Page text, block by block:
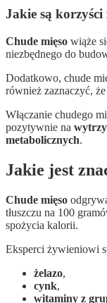
Jakie są korzyści
Chude mięso wiąże
niezbędnego do
Dodatkowo, chude
również zaznaczyć, że
Włączanie chudego
pozytywnie na
metabolicznych.
Jakie jest
Chude mięso
tłuszczu na 100
spożycia kalorii.
Eksperci żywieniowi
żelazo,
cynk,
witaminy z